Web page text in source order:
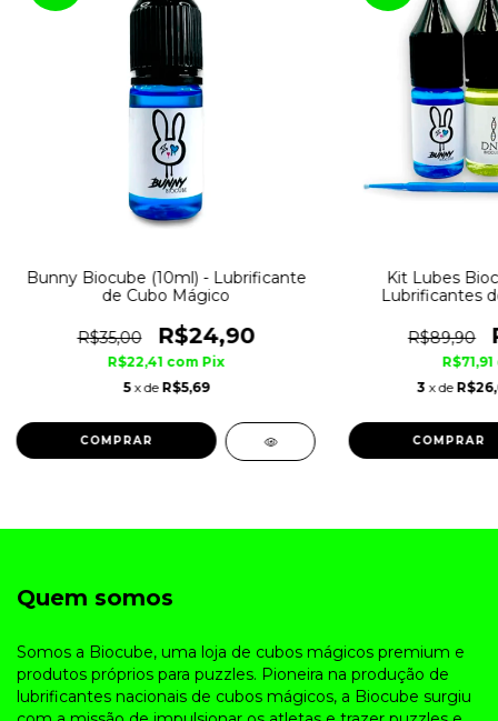
Bunny Biocube (10ml) - Lubrificante
de Cubo Mágico
R$35,00 R$24,90
R$22,41 com Pix
5 x de R$5,69
Kit Lubes
Lubrificantes
R$89,90
R$71,91
3 x de
Quem somos
Somos a Biocube, uma loja de cubos mágicos premium e
produtos próprios para puzzles. Pioneira na produção de
lubrificantes nacionais de cubos mágicos, a Biocube surgiu